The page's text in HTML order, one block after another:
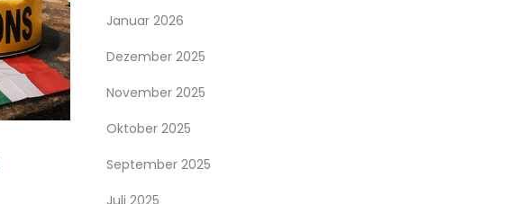
Januar 2026
Dezember 2025
November 2025
Oktober 2025
September 2025
Juli 2025